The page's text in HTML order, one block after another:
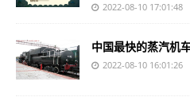
2022-08-10 17:01:48
中国最快的蒸汽机
2022-08-10 16:01:26